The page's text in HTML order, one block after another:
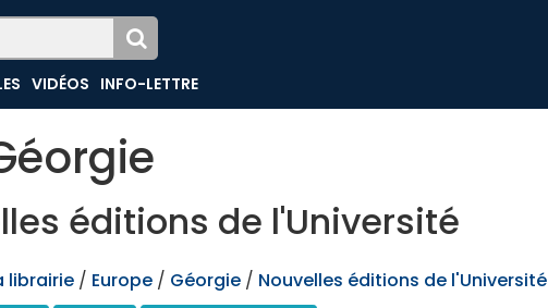
VIDÉOS INFO-LETTRE
éditions de l'Université
librairie / Europe / Géorgie / Nouvelles éditions de l'Université